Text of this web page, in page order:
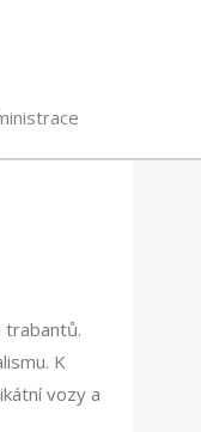
trabantů.
K
vozy a